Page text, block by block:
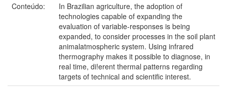
Conteúdo:
In Brazilian agriculture, the adoption of
technologies capable of expanding the
evaluation of variable-responses is being
expanded, to consider processes in the soil plant
animalatmospheric system. Using infrared
thermography makes it possible to diagnose, in
real time, di!erent thermal patterns regarding
targets of technical and scientific interest.